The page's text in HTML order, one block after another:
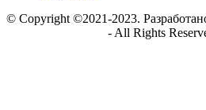
© Copyright ©2021-2023.
- All Rights